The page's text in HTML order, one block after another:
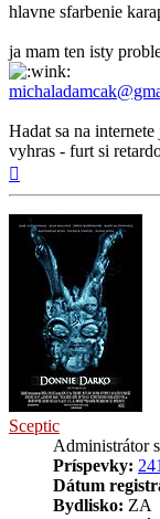
hlavne sfarbenie
ja mam ten isty
Hadat sa na
vyhras - furt si
Sceptic
Administrátor
Príspevky:
Dátum
Bydlisko: ZA